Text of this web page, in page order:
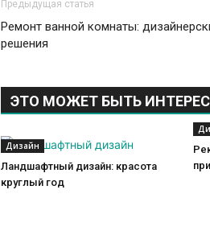
Предыдущая статья
Ремонт ванной комнаты:
решения
ЭТО МОЖЕТ БЫТЬ
Дизайн
Ландшафтный дизайн: красота
круглый год